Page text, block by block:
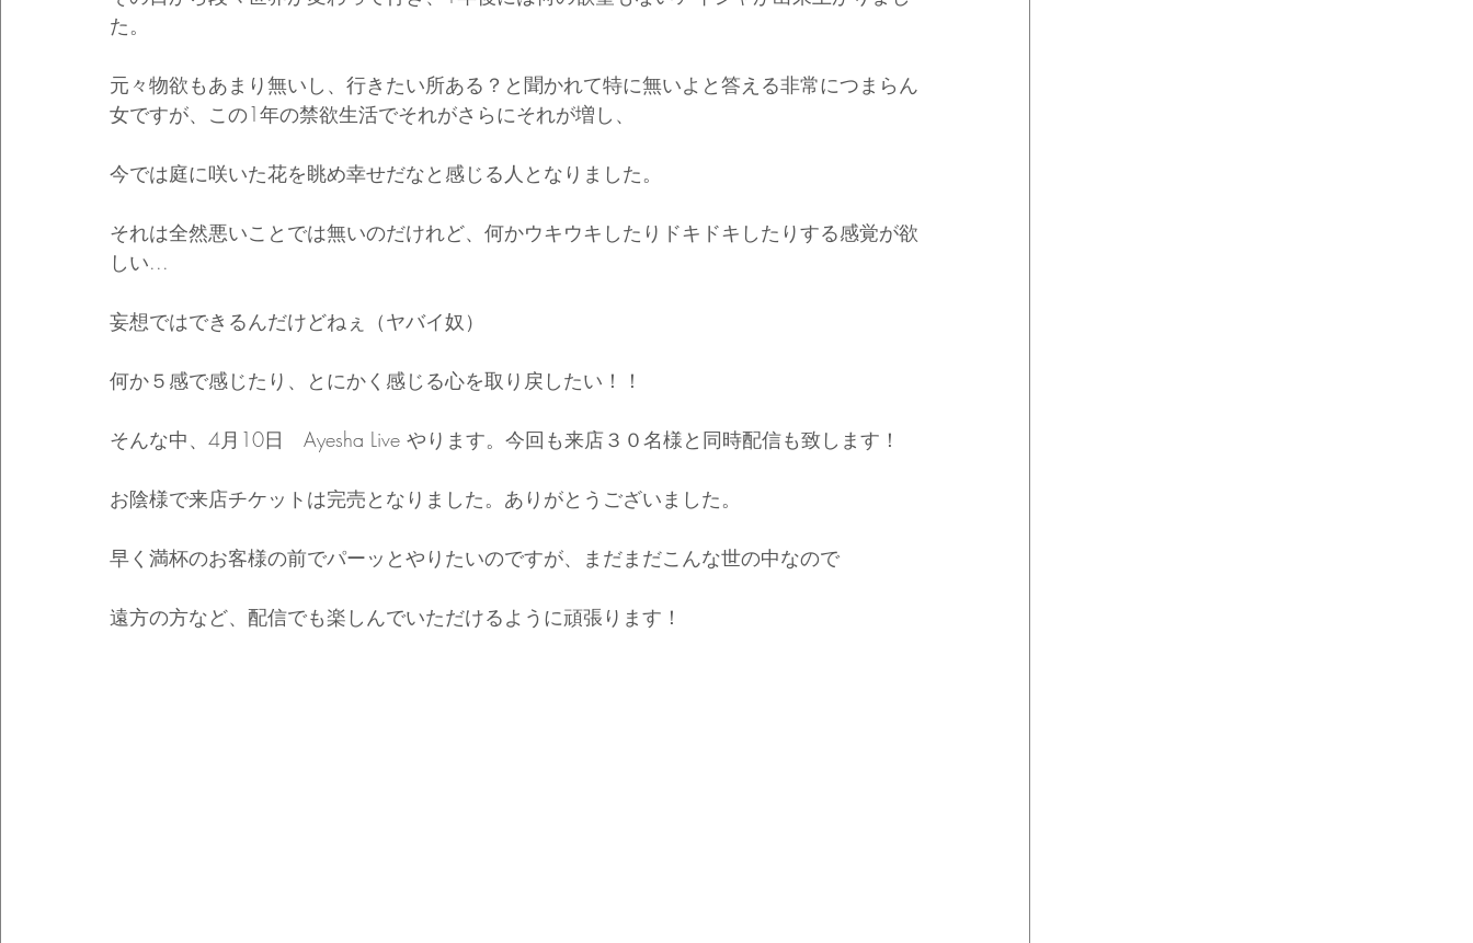
た。
元々物欲もあまり無いし、行きたい所ある？と聞かれて特に無いよと答える非常につまらん
女ですが、この1年の禁欲生活でそれがさらにそれが増し、
今では庭に咲いた花を眺め幸せだなと感じる人となりました。
それは全然悪いことでは無いのだけれど、何かウキウキしたりドキドキしたりする感覚が欲
しい...
妄想ではできるんだけどねぇ（ヤバイ奴）
何か５感で感じたり、とにかく感じる心を取り戻したい！！
そんな中、4月10日　Ayesha Live やります。今回も来店３０名様と同時配信も致します！
お陰様で来店チケットは完売となりました。ありがとうございました。
早く満杯のお客様の前でパーッとやりたいのですが、まだまだこんな世の中なので
遠方の方など、配信でも楽しんでいただけるように頑張ります！